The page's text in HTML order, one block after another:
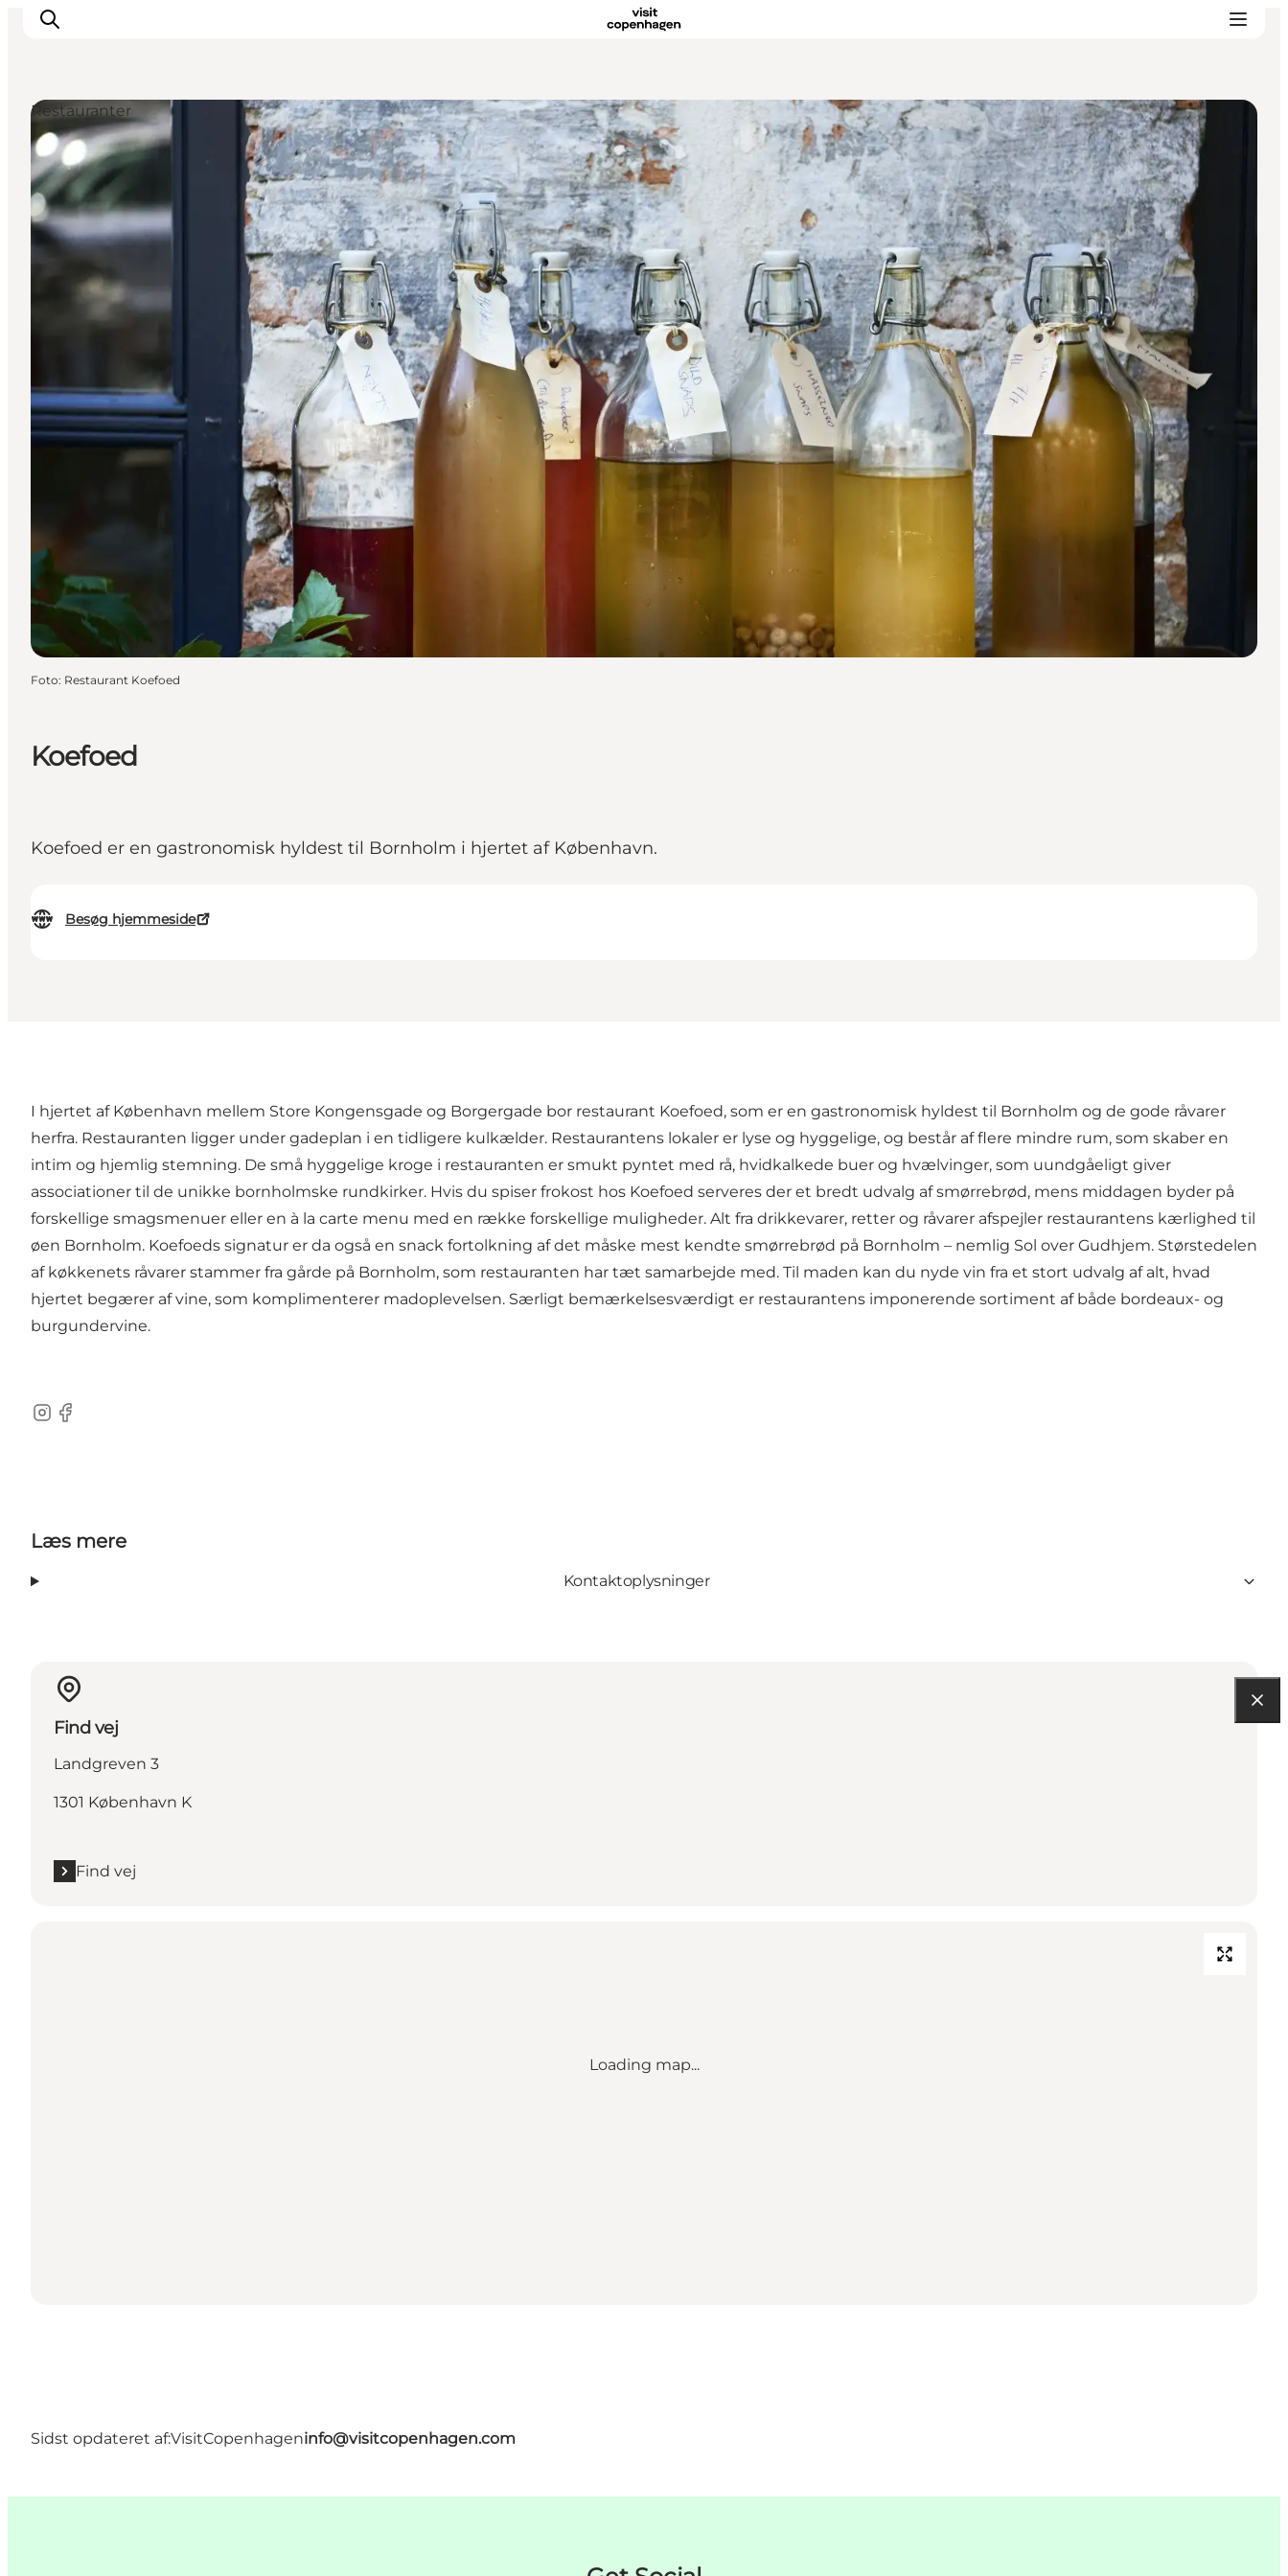
This is Copenhagen
Aktiviteter
Spis & drik
Områder
Planlæg din tur
CopenPay
Copenhagen Card
Koefoed
Koefoed er en gastronomisk hyldest til Bornholm i hjertet af København.
Besøg hjemmeside
Restauranter
Foto: Restaurant Koefoed
I hjertet af København mellem Store Kongensgade og Borgergade bor restaurant Koefoed, som er en gastronomisk hyldest til Bornholm og de gode råvarer
herfra. Restauranten ligger under gadeplan i en tidligere kulkælder. Restaurantens lokaler er lyse og hyggelige, og består af flere mindre rum, som skaber en
intim og hjemlig stemning. De små hyggelige kroge i restauranten er smukt pyntet med rå, hvidkalkede buer og hvælvinger, som uundgåeligt giver
associationer til de unikke bornholmske rundkirker. Hvis du spiser frokost hos Koefoed serveres der et bredt udvalg af smørrebrød, mens middagen byder på
forskellige smagsmenuer eller en à la carte menu med en række forskellige muligheder. Alt fra drikkevarer, retter og råvarer afspejler restaurantens kærlighed til
øen Bornholm. Koefoeds signatur er da også en snack fortolkning af det måske mest kendte smørrebrød på Bornholm – nemlig Sol over Gudhjem. Størstedelen
af køkkenets råvarer stammer fra gårde på Bornholm, som restauranten har tæt samarbejde med. Til maden kan du nyde vin fra et stort udvalg af alt, hvad
hjertet begærer af vine, som komplimenterer madoplevelsen. Særligt bemærkelsesværdigt er restaurantens imponerende sortiment af både bordeaux- og
burgundervine.
Instagram
Facebook
Læs mere
Kontaktoplysninger
Find vej
Landgreven 3
1301 København K
Find vej
Loading map...
Sidst opdateret af:VisitCopenhageninfo@visitcopenhagen.com